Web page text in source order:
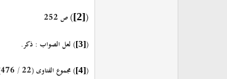
(
[2]
)ص 252
(
[3]
) لعل الصواب : ذكر.
(
[4]
) مجموع الفتاوى (22 / 476).